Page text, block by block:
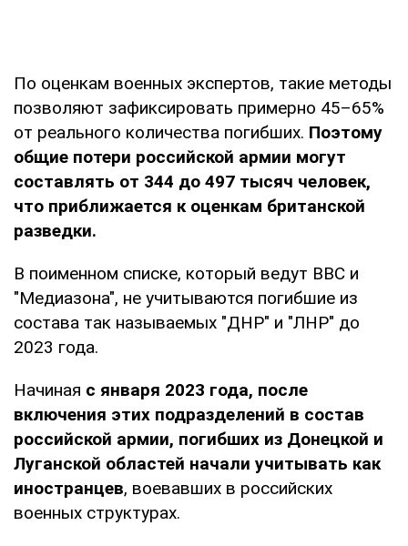
По оценкам военных экспертов, такие методы
позволяют зафиксировать примерно 45–65%
от реального количества погибших. Поэтому
общие потери российской армии могут
составлять от 344 до 497 тысяч человек,
что приближается к оценкам британской
разведки.
В поименном списке, который ведут BBC и
"Медиазона", не учитываются погибшие из
состава так называемых "ДНР" и "ЛНР" до
2023 года.
Начиная с января 2023 года, после
включения этих подразделений в состав
российской армии, погибших из Донецкой и
Луганской областей начали учитывать как
иностранцев, воевавших в российских
военных структурах.